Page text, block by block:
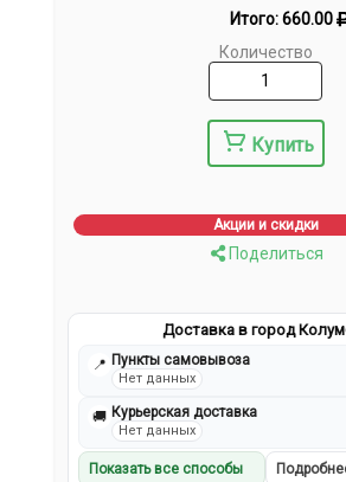
Итого:660.00
Количество
Купить
Акции и скидки
Поделиться
Доставка в город
📍 Пункты самовывоза
Нет данных
🚚 Курьерская доставка
Нет данных
Показать все способы